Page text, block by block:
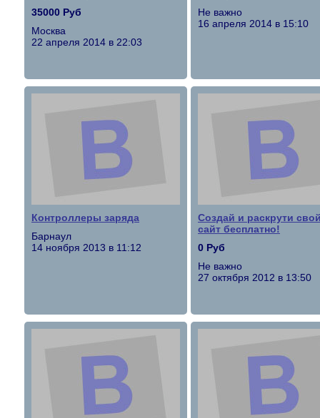
35000 Руб
Москва
22 апреля 2014 в 22:03
Не важно
16 апреля 2014 в 15:10
Контроллеры заряда
Барнаул
14 ноября 2013 в 11:12
Создай и раскрути
сайт бесплатно!
0 Руб
Не важно
27 октября 2012 в 13:50